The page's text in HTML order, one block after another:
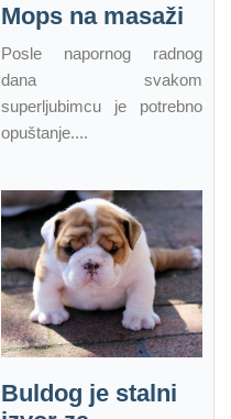
Mops na masaži
Posle napornog radnog
dana svakom
superljubimcu je potrebno
opuštanje....
Buldog je stalni